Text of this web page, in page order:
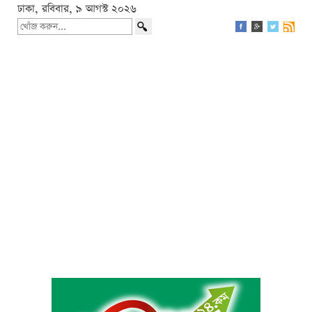
ঢাকা, রবিবার, ৯ আগস্ট ২০২৬